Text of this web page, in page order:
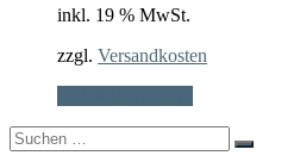
inkl. 19 % MwSt.
zzgl. Versandkosten
Search
for: